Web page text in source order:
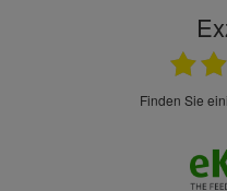
finden Sie einige der Rezensionen